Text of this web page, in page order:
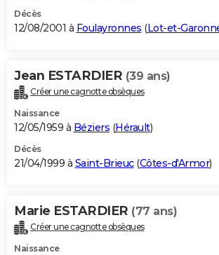
Décès
12/08/2001 à Foulayronnes (Lot-et-
Jean ESTARDIER (39 ans)
Créer une cagnotte obsèques
Naissance
12/05/1959 à Béziers (Hérault)
Décès
21/04/1999 à Saint-Brieuc(Côtes-d'Armor)
Marie ESTARDIER (77 ans)
Créer une cagnotte obsèques
Naissance